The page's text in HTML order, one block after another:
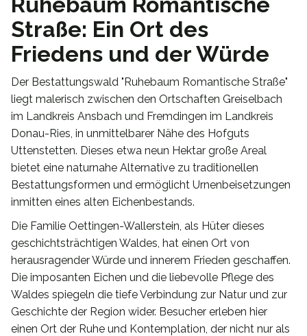
Straße: Ein Ort des
Friedens und der Würde
Der Bestattungswald "Ruhebaum Romantische Straße"
liegt malerisch zwischen den Ortschaften Greiselbach
im Landkreis Ansbach und Fremdingen im Landkreis
Donau-Ries, in unmittelbarer Nähe des Hofguts
Uttenstetten. Dieses etwa neun Hektar große Areal
bietet eine naturnahe Alternative zu traditionellen
Bestattungsformen und ermöglicht Urnenbeisetzungen
inmitten eines alten Eichenbestands.
Die Familie Oettingen-Wallerstein, als Hüter dieses
geschichtsträchtigen Waldes, hat einen Ort von
herausragender Würde und innerem Frieden geschaffen.
Die imposanten Eichen und die liebevolle Pflege des
Waldes spiegeln die tiefe Verbindung zur Natur und zur
Geschichte der Region wider. Besucher erleben hier
einen Ort der Ruhe und Kontemplation, der nicht nur als